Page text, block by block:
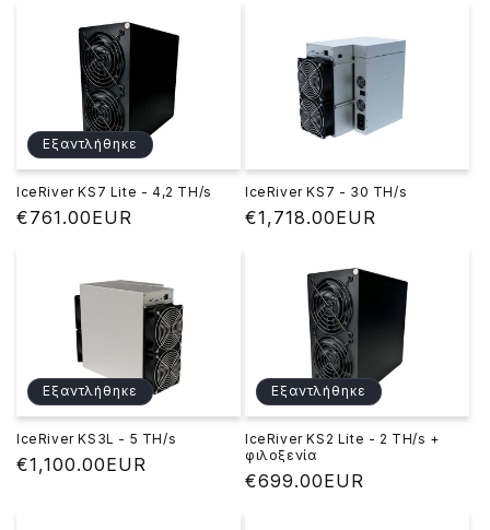
Εξαντλήθηκε
IceRiver KS7 Lite - 4,2 TH/s
Κανονική
€761.00EUR
IceRiver KS7 - 30 TH/s
Κανονική
€1,718.00EUR
Εξαντλήθηκε
IceRiver KS3L - 5 TH/s
Κανονική
€1,100.00EUR
Εξαντλήθηκε
IceRiver KS2 Lite - 2 TH/s +
φιλοξενία
Κανονική
€699.00EUR